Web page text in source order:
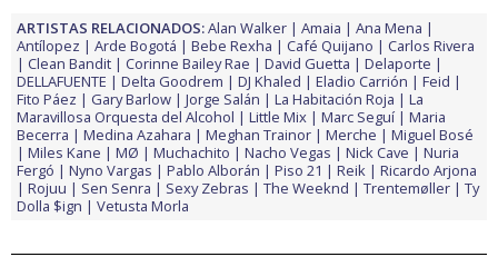
ARTISTAS RELACIONADOS:Alan Walker Amaia
Ana Mena
Antílopez
Arde Bogotá Bebe Rexha Café Quijano
Carlos Rivera
Clean Bandit
Corinne Bailey Rae David Guetta
Delaporte
DELLAFUENTE
Delta Goodrem DJ Khaled Eladio Carrión
Feid
Fito Páez
Gary Barlow Jorge Salán La Habitación Roja
La
Maravillosa Orquesta del Alcohol
Little Mix Marc Seguí
Maria
Becerra
Medina Azahara Meghan Trainor Merche
Miguel Bosé
Miles Kane
MØ Muchachito Nacho Vegas Nick Cave
Nuria
Fergó
Nyno Vargas Pablo Alborán Piso 21 Reik
Ricardo Arjona
Rojuu
Sen Senra Sexy Zebras The Weeknd Trentemøller
Ty
Dolla $ign
Vetusta Morla